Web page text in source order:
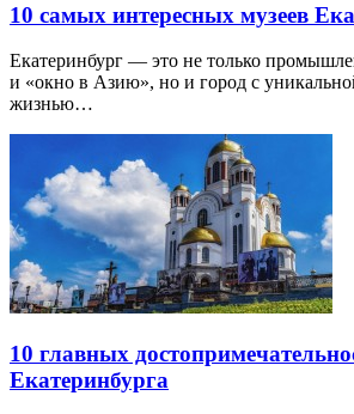
10 самых интересных музеев
Екатеринбург — это не только
и «окно в Азию», но и город с
жизнью…
10 главных
Екатеринбурга